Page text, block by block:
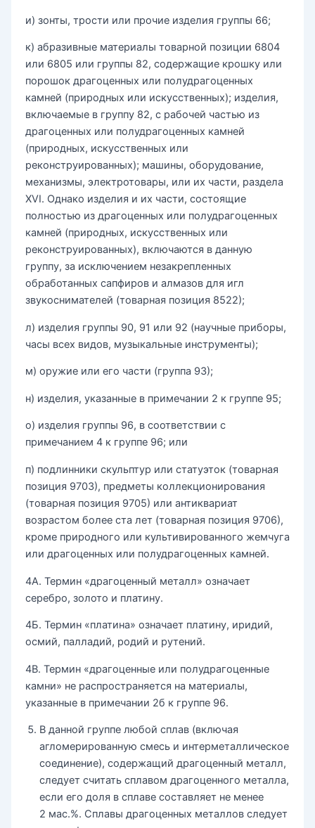
и) зонты, трости или прочие изделия группы 66;
к) абразивные материалы товарной позиции 6804
или 6805 или группы 82, содержащие крошку или
порошок драгоценных или полудрагоценных
камней (природных или искусственных); изделия,
включаемые в группу 82, с рабочей частью из
драгоценных или полудрагоценных камней
(природных, искусственных или
реконструированных); машины, оборудование,
механизмы, электротовары, или их части, раздела
XVI. Однако изделия и их части, состоящие
полностью из драгоценных или полудрагоценных
камней (природных, искусственных или
реконструированных), включаются в данную
группу, за исключением незакрепленных
обработанных сапфиров и алмазов для игл
звукоснимателей (товарная позиция 8522);
л) изделия группы 90, 91 или 92 (научные приборы,
часы всех видов, музыкальные инструменты);
м) оружие или его части (группа 93);
н) изделия, указанные в примечании 2 к группе 95;
о) изделия группы 96, в соответствии с
примечанием 4 к группе 96; или
п) подлинники скульптур или статуэток (товарная
позиция 9703), предметы коллекционирования
(товарная позиция 9705) или антиквариат
возрастом более ста лет (товарная позиция 9706),
кроме природного или культивированного жемчуга
или драгоценных или полудрагоценных камней.
4А. Термин «драгоценный металл» означает
серебро, золото и платину.
4Б. Термин «платина» означает платину, иридий,
осмий, палладий, родий и рутений.
4В. Термин «драгоценные или полудрагоценные
камни» не распространяется на материалы,
указанные в примечании 2б к группе 96.
В данной группе любой сплав (включая
агломерированную смесь и интерметаллическое
соединение), содержащий драгоценный металл,
следует считать сплавом драгоценного металла,
если его доля в сплаве составляет не менее
2 мас.%. Сплавы драгоценных металлов следует